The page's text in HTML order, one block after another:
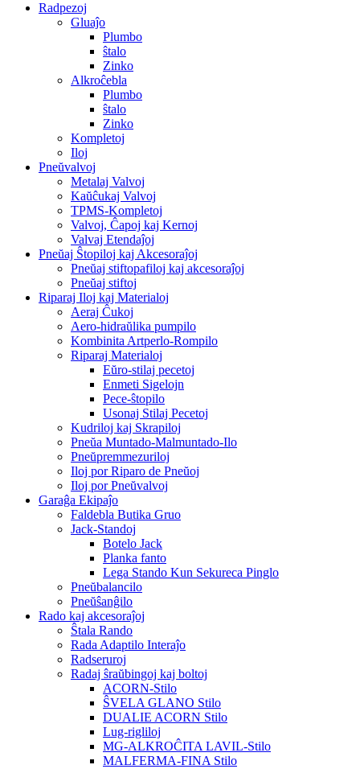
Radpezoj
Gluaĵo
Plumbo
ŝtalo
Zinko
Alkroĉebla
Plumbo
ŝtalo
Zinko
Kompletoj
Iloj
Pneŭvalvoj
Metalaj Valvoj
Kaŭĉukaj Valvoj
TPMS-Kompletoj
Valvoj, Ĉapoj kaj Kernoj
Valvaj Etendaĵoj
Pneŭaj Ŝtopiloj kaj Akcesoraĵoj
Pneŭaj stiftopafiloj kaj akcesoraĵoj
Pneŭaj stiftoj
Riparaj Iloj kaj Materialoj
Aeraj Ĉukoj
Aero-hidraŭlika pumpilo
Kombinita Artperlo-Rompilo
Riparaj Materialoj
Eŭro-stilaj pecetoj
Enmeti Sigelojn
Pece-ŝtopilo
Usonaj Stilaj Pecetoj
Kudriloj kaj Skrapiloj
Pneŭa Muntado-Malmuntado-Ilo
Pneŭpremmezuriloj
Iloj por Riparo de Pneŭoj
Iloj por Pneŭvalvoj
Garaĝa Ekipaĵo
Faldebla Butika Gruo
Jack-Standoj
Botelo Jack
Planka fanto
Lega Stando Kun Sekureca Pinglo
Pneŭbalancilo
Pneŭŝanĝilo
Rado kaj akcesoraĵoj
Ŝtala Rando
Rada Adaptilo Interaĵo
Radseruroj
Radaj ŝraŭbingoj kaj boltoj
ACORN-Stilo
ŜVELA GLANO Stilo
DUALIE ACORN Stilo
Lug-rigliloj
MG-ALKROĈITA LAVIL-Stilo
MALFERMA-FINA Stilo